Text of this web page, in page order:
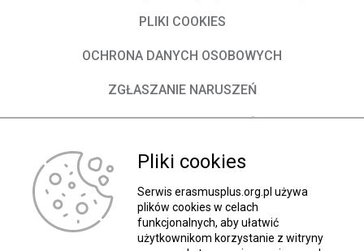
PLIKI COOKIES
OCHRONA DANYCH OSOBOWYCH
ZGŁASZANIE NARUSZEŃ
DEKLARACJA DOSTĘPNOŚCI
O Fundacji
Władze FRSE
Kontakt
Pliki cookies
Serwis erasmusplus.org.pl używa
plików cookies w celach
funkcjonalnych, aby ułatwić
użytkownikom korzystanie z witryny